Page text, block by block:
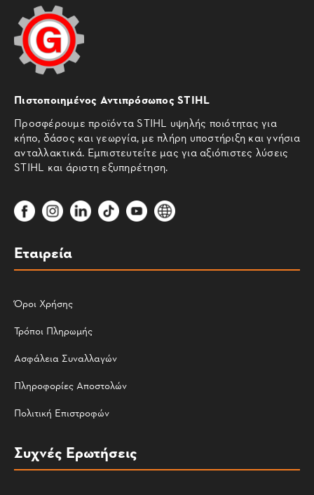
Πιστοποιημένος Αντιπρόσωπος STIHL
Προσφέρουμε προϊόντα STIHL υψηλής ποιότητας για
κήπο, δάσος και γεωργία, με πλήρη υποστήριξη και γνήσια
ανταλλακτικά. Εμπιστευτείτε μας για αξιόπιστες λύσεις
STIHL και άριστη εξυπηρέτηση.
Εταιρεία
Όροι Χρήσης
Τρόποι Πληρωμής
Ασφάλεια Συναλλαγών
Πληροφορίες Αποστολών
Πολιτική Επιστροφών
Συχνές Ερωτήσεις